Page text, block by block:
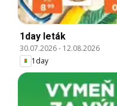
1day leták
30.07.2026- 12.08.2026
1day